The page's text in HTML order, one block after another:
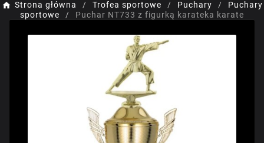
Strona główna Trofea sportowe Puchary
Puchary
sportowe
Puchar NT733 z figurką karateka karate